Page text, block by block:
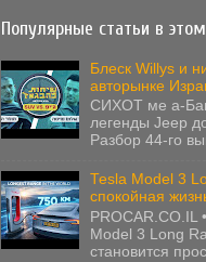
Популярные статьи в
Блеск Willys и
СИХОТ ме а-
легенды Jeep
Разбор 44-го
Tesla Model 3
спокойная
Model 3 Long
становится